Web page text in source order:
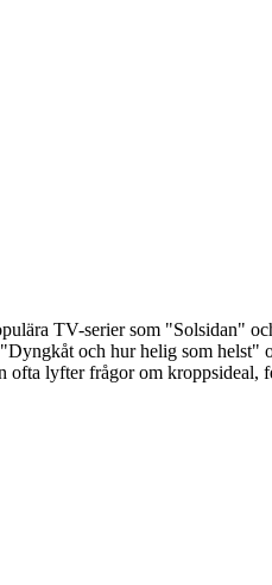
TV-serier som "Solsidan"
och hur helig som
lyfter frågor om kroppsideal,